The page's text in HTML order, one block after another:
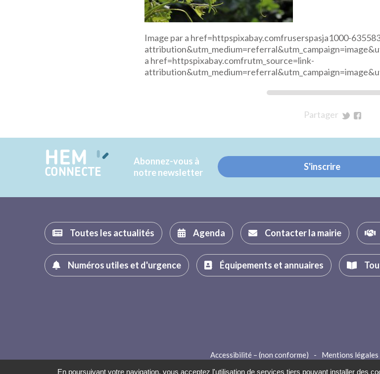
Image par a href=httpspixabay.comfruserspasja1000-
a href=httpspixabay.comfrutm_source=link-
Partager
Twitter
HEM
CONNECTE
Abonnez-vous à
notre newsletter
S'inscrire
Toutes les actualités Agenda Contacter la mairie
Numéros utiles et d'urgence Équipements et annuaires
Accessibilité – (non conforme) - Mentions légales
En poursuivant votre navigation, vous acceptez l'utilisation de services tiers pouvant installer des